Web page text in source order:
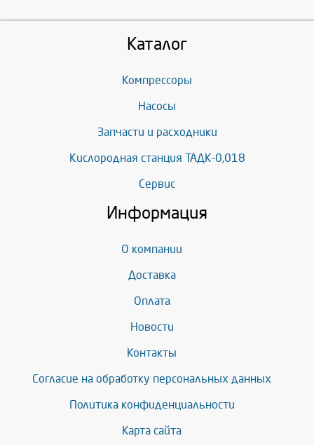
Каталог
Компрессоры
Насосы
Запчасти и расходники
Кислородная станция ТАДК-0,018
Сервис
Информация
О компании
Доставка
Оплата
Новости
Контакты
Согласие на обработку персональных данных
Политика конфиденциальности
Карта сайта